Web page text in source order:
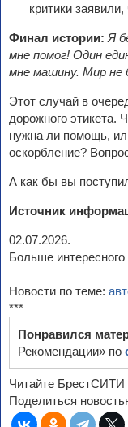
критики
Финал истории: Я
мне помог! Один
мне машину. Мир не
Этот случай в
дорожного этикета.
нужна ли помощь,
оскорбление?
А как бы вы
Источник
02.07.2026.
Больше интересного
Новости по теме:
***
Понравился
Рекомендации» по
Читайте БрестСИТИ
Поделиться